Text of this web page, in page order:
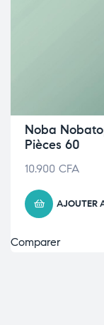
Noba
Pièces 60
10.900 CFA
AJOUTER
Comparer